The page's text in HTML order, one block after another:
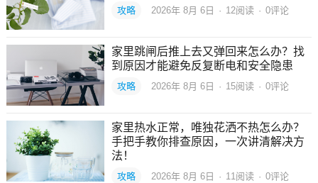
攻略 2026年 8月 6日 · 12阅读 · 0评论
家里跳闸后推上去又弹回来怎么办？找
到原因才能避免反复断电和安全隐患
攻略 2026年 8月 6日 · 15阅读 · 0评论
家里热水正常，唯独花洒不热怎么办？
手把手教你排查原因，一次讲清解决方
法！
攻略 2026年 8月 6日 · 11阅读 · 0评论